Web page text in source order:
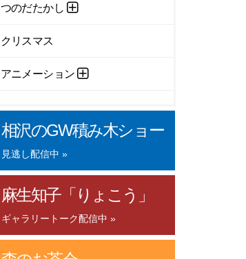
つのだたかし
クリスマス
アニメーション
相沢のGW積み木ショー
見逃し配信中 »
麻生知子「りょこう」
ギャラリートーク配信中 »